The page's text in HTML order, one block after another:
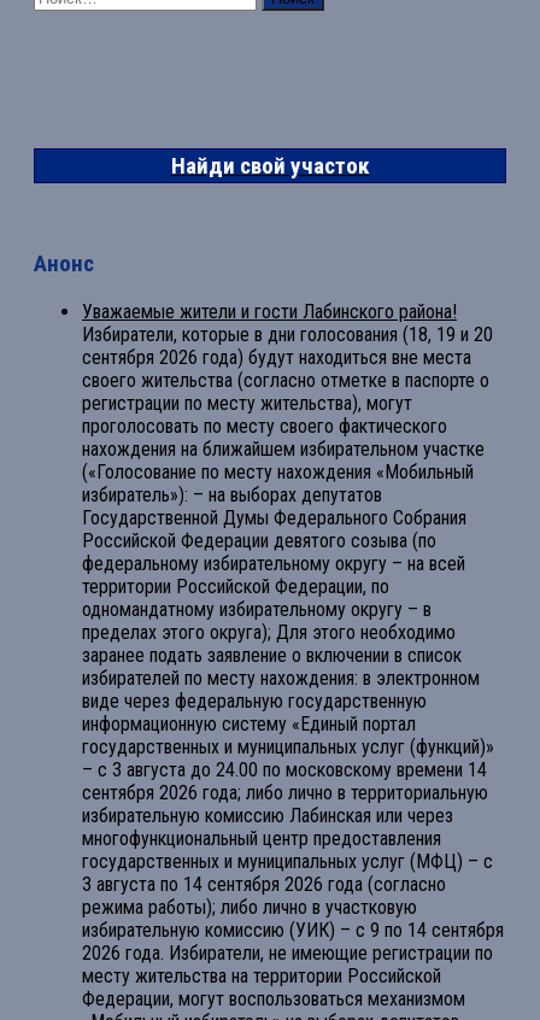
Найди свой участок
Анонс
Уважаемые жители и гости Лабинского района!
Избиратели, которые в дни голосования (18, 19 и 20
сентября 2026 года) будут находиться вне места
своего жительства (согласно отметке в паспорте о
регистрации по месту жительства), могут
проголосовать по месту своего фактического
нахождения на ближайшем избирательном участке
(«Голосование по месту нахождения «Мобильный
избиратель»): – на выборах депутатов
Государственной Думы Федерального Собрания
Российской Федерации девятого созыва (по
федеральному избирательному округу – на всей
территории Российской Федерации, по
одномандатному избирательному округу – в
пределах этого округа); Для этого необходимо
заранее подать заявление о включении в список
избирателей по месту нахождения: в электронном
виде через федеральную государственную
информационную систему «Единый портал
государственных и муниципальных услуг (функций)»
– с 3 августа до 24.00 по московскому времени 14
сентября 2026 года; либо лично в территориальную
избирательную комиссию Лабинская или через
многофункциональный центр предоставления
государственных и муниципальных услуг (МФЦ) – с
3 августа по 14 сентября 2026 года (согласно
режима работы); либо лично в участковую
избирательную комиссию (УИК) – с 9 по 14 сентября
2026 года. Избиратели, не имеющие регистрации по
месту жительства на территории Российской
Федерации, могут воспользоваться механизмом